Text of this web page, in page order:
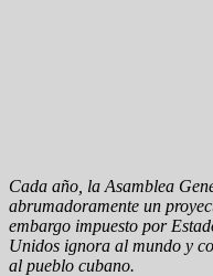
Cada año, la Asamblea
abrumadoramente un
embargo impuesto por
Unidos ignora al mundo y
al pueblo cubano.